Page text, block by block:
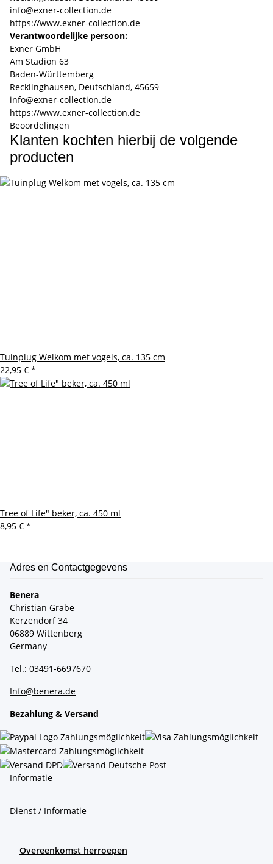
info@exner-collection.de
https://www.exner-collection.de
Verantwoordelijke persoon:
Exner GmbH
Am Stadion 63
Baden-Württemberg
Recklinghausen, Deutschland, 45659
info@exner-collection.de
https://www.exner-collection.de
Beoordelingen
Klanten kochten hierbij de volgende
producten
Tuinplug Welkom met vogels, ca. 135 cm
22,95 € *
Tree of Life" beker, ca. 450 ml
8,95 € *
Adres en Contactgegevens
Benera
Christian Grabe
Kerzendorf 34
06889 Wittenberg
Germany
Tel.: 03491-6697670
Info@benera.de
Bezahlung & Versand
Informatie
Dienst / Informatie
Overeenkomst herroepen